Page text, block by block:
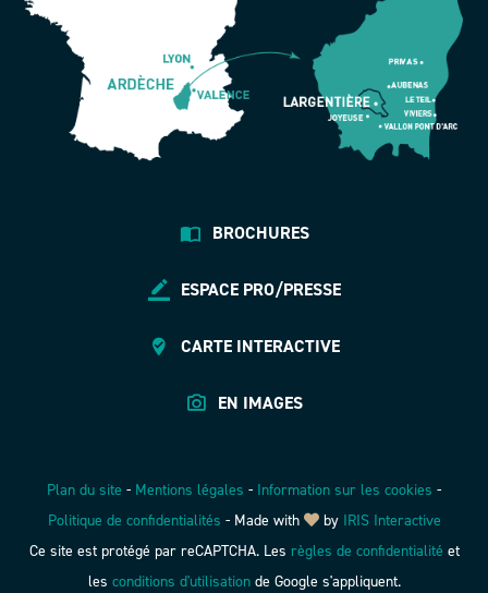
BROCHURES
ESPACE PRO/PRESSE
CARTE INTERACTIVE
EN IMAGES
Plan du site - Mentions légales - Information sur les cookies -
Politique de confidentialités -Made with by IRIS Interactive
Ce site est protégé par reCAPTCHA. Les règles de confidentialité et
les conditions d'utilisationde Google s'appliquent.